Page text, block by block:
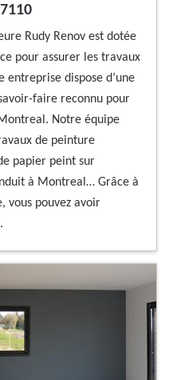
Rudy Renov est dotée
pour assurer les travaux
entreprise dispose d’une
faire reconnu pour
Notre équipe
de peinture
papier peint sur
à Montreal… Grâce à
vous pouvez avoir